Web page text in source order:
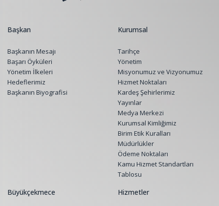
Başkan
Başkanın Mesajı
Başarı Öyküleri
Yönetim İlkeleri
Hedeflerimiz
Başkanın Biyografisi
Kurumsal
Tarihçe
Yönetim
Misyonumuz ve Vizyonumuz
Hizmet Noktaları
Kardeş Şehirlerimiz
Yayınlar
Medya Merkezi
Kurumsal Kimliğimiz
Birim Etik Kuralları
Müdürlükler
Ödeme Noktaları
Kamu Hizmet Standartları
Tablosu
Büyükçekmece Hizmetler